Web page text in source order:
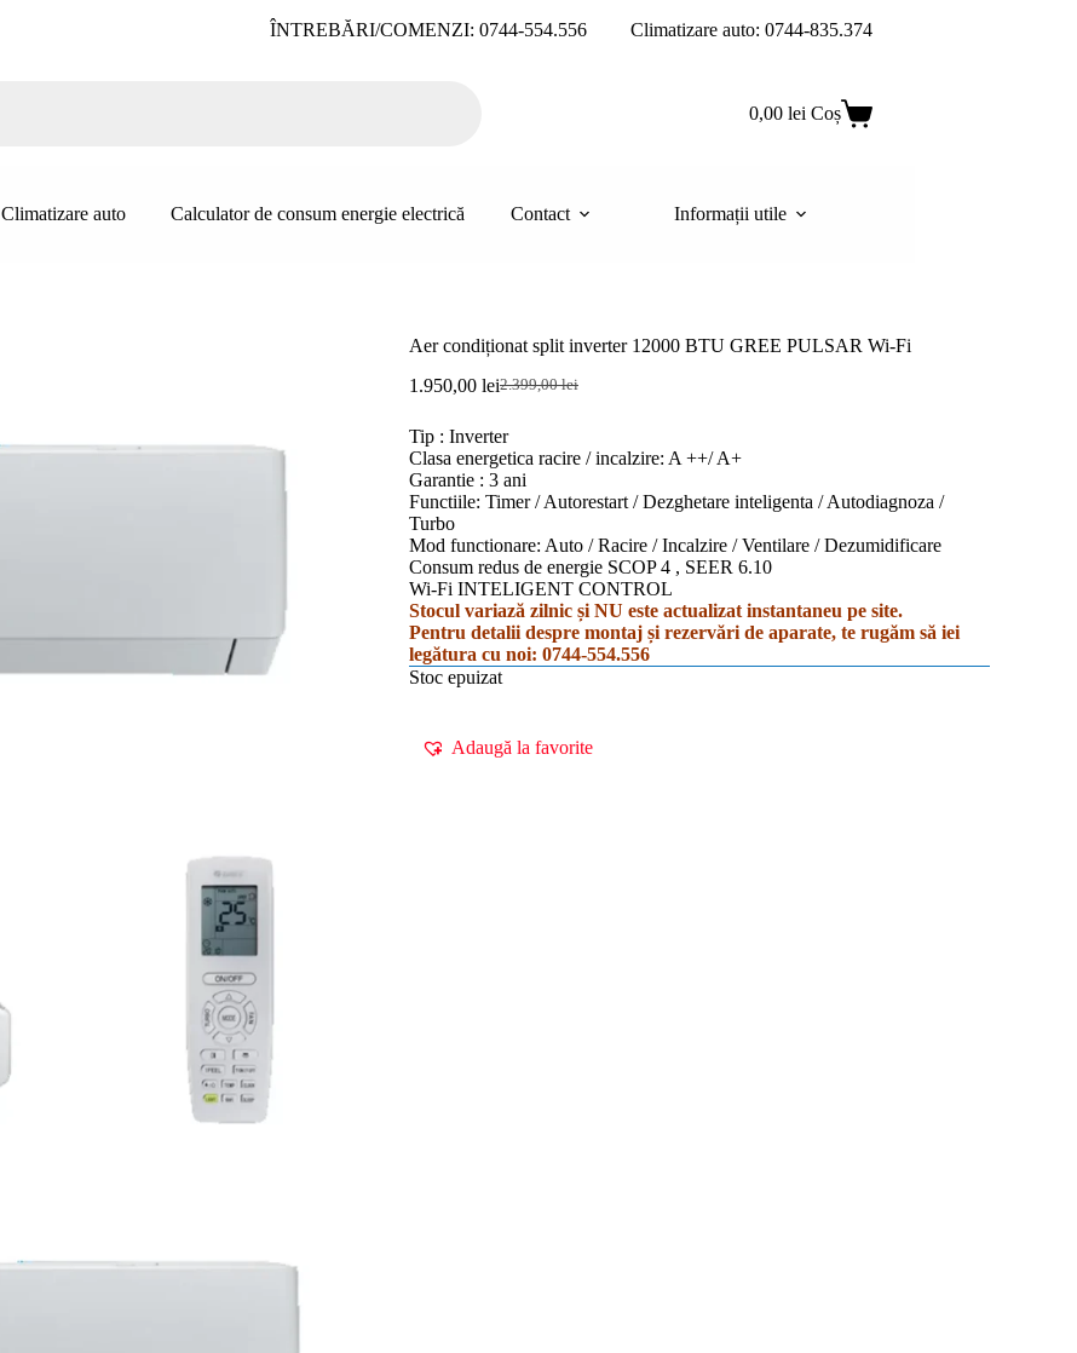
ÎNTREBĂRI/COMENZI: 0744-554.556 Climatizare auto: 0744-835.374
0,00 lei Coș
Climatizare auto Calculator de consum energie electrică Contact Informații utile
Aer condiționat split inverter 12000 BTU GREE PULSAR Wi-Fi
2.399,00lei
Prețul
a
fost:
2.399,00 lei.
1.950,00 leiPrețul
este:
1.950,00 lei.
Tip : Inverter
Clasa energetica racire / incalzire: A ++/ A+
Garantie : 3 ani
Functiile: Timer / Autorestart / Dezghetare inteligenta / Autodiagnoza /
Turbo
Mod functionare: Auto / Racire / Incalzire / Ventilare / Dezumidificare
Consum redus de energie SCOP 4 , SEER 6.10
Wi-Fi INTELIGENT CONTROL
Stocul variază zilnic și NU este actualizat instantaneu pe site.
Pentru detalii despre montaj și rezervări de aparate, te rugăm să iei
legătura cu noi: 0744-554.556
Stoc epuizat
Adaugă la favorite